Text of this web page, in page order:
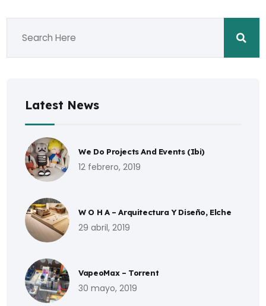
Latest News
We Do Projects And Events (Ibi)
12 febrero, 2019
W O H A – Arquitectura Y Diseño, Elche
29 abril, 2019
VapeoMax – Torrent
30 mayo, 2019